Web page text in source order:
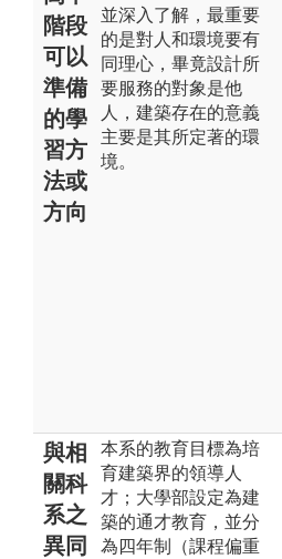
階段
可以
準備
的學
習方
法或
方向
並深入了解，最重要
的是對人和環境要有
同理心，畢竟設計所
要服務的對象是他
人，建築存在的意義
主要是其所定著的環
境。
與相
關科
系之
異同
本系的教育目標為培
育建築界的領導人
才；大學部設定為建
築的通才教育，並分
為四年制（課程偏重